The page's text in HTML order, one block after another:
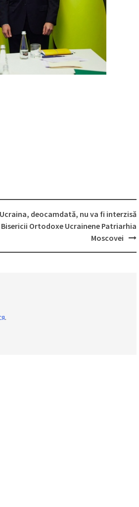
deocamdată, nu va fi interzisă
Ortodoxe Ucrainene Patriarhia
Moscovei
.